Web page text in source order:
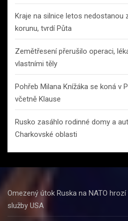
Kraje na silnice letos nedostanou
korunu, tvrdí Půta
Zemětřesení přerušilo operaci,
vlastními těly
Pohřeb Milana Knížáka se koná v
včetně Klause
Rusko zasáhlo rodinné domy a
Charkovské oblasti
Omezený útok Ruska na NATO
služby USA